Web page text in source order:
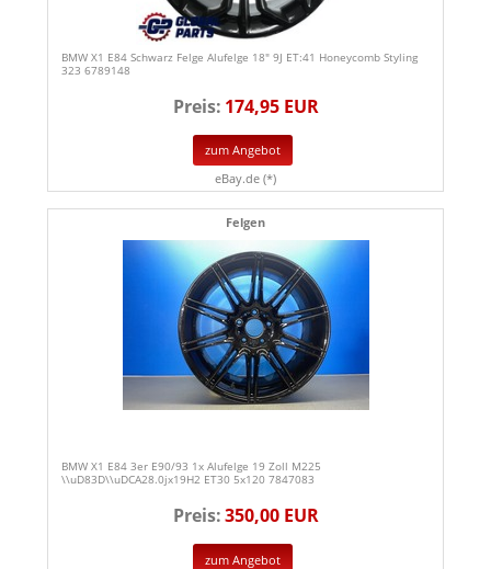
BMW X1 E84 Schwarz Felge Alufelge 18" 9J ET:41 Honeycomb Styling
323 6789148
Preis: 174,95 EUR
zum Angebot
eBay.de (*)
Felgen
BMW X1 E84 3er E90/93 1x Alufelge 19 Zoll M225
\\uD83D\\uDCA28.0jx19H2 ET30 5x120 7847083
Preis:350,00 EUR
zum Angebot